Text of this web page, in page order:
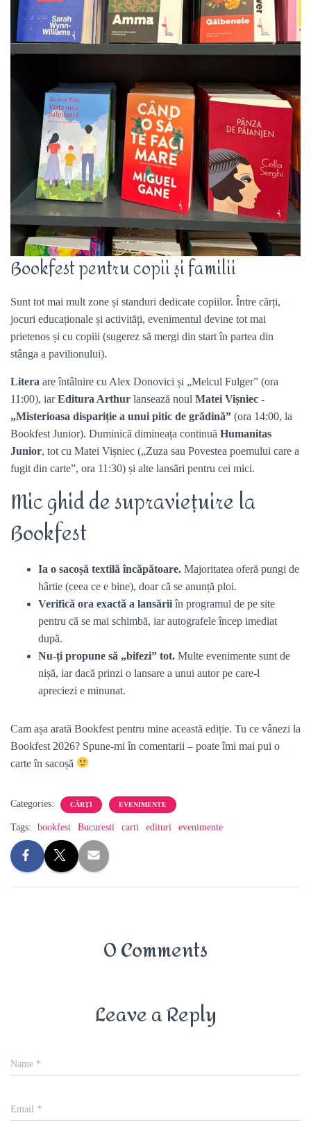
Bookfest pentru copii și familii
Sunt tot mai mult zone și standuri dedicate copiilor. Între cărți,
jocuri educaționale și activități, evenimentul devine tot mai
prietenos și cu copiii (sugerez să mergi din start în partea din
stânga a pavilionului).
Litera are întâlnire cu Alex Donovici și „Melcul Fulger” (ora
11:00), iarEditura Arthur lansează noul Matei Vișniec -
„Misterioasa dispariție a unui pitic de grădină” (ora 14:00, la
Bookfest Junior). Duminică dimineața continuă Humanitas
Junior, tot cu Matei Vișniec („Zuza sau Povestea poemului care a
fugit din carte”, ora 11:30) și alte lansări pentru cei mici.
Mic ghid de supraviețuire la
Bookfest
Ia o sacoșă textilă încăpătoare. Majoritatea oferă pungi de
hârtie (ceea ce e bine), doar că se anunță ploi.
Verifică ora exactă a lansăriiîn programul de pe site
pentru că se mai schimbă, iar autografele încep imediat
după.
Nu-ți propune să „bifezi” tot. Multe evenimente sunt de
nișă, iar dacă prinzi o lansare a unui autor pe care-l
apreciezi e minunat.
Cam așa arată Bookfest pentru mine această ediție. Tu ce vânezi la
Bookfest 2026? Spune-mi în comentarii – poate îmi mai pui o
carte în sacoșă
Categories: CĂRŢI EVENIMENTE
Tags: bookfest Bucuresti carti edituri evenimente
0 Comments
Leave a Reply
Name *
Email *